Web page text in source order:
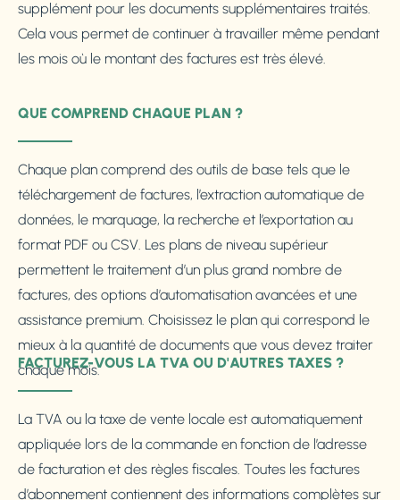
supplément pour les documents supplémentaires traités.
Cela vous permet de continuer à travailler même pendant
les mois où le montant des factures est très élevé.
QUE COMPREND CHAQUE PLAN ?
Chaque plan comprend des outils de base tels que le
téléchargement de factures, l’extraction automatique de
données, le marquage, la recherche et l’exportation au
format PDF ou CSV. Les plans de niveau supérieur
permettent le traitement d’un plus grand nombre de
factures, des options d’automatisation avancées et une
assistance premium. Choisissez le plan qui correspond le
mieux à la quantité de documents que vous devez traiter
chaque mois.
FACTUREZ-VOUS LA TVA OU D'AUTRES TAXES ?
La TVA ou la taxe de vente locale est automatiquement
appliquée lors de la commande en fonction de l’adresse
de facturation et des règles fiscales. Toutes les factures
d’abonnement contiennent des informations complètes sur